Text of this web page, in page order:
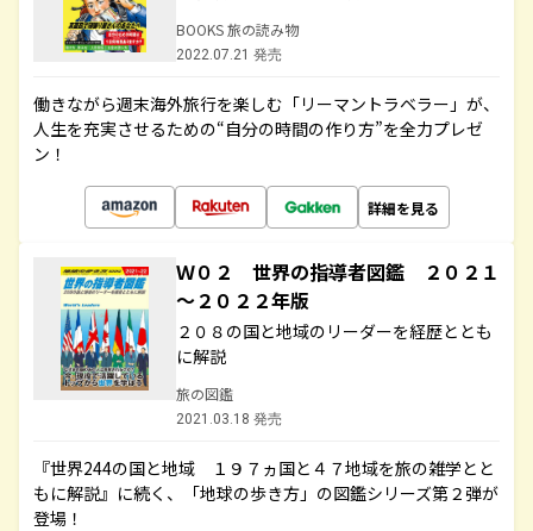
BOOKS 旅の読み物
2022.07.21 発売
働きながら週末海外旅行を楽しむ「リーマントラベラー」が、
人生を充実させるための“自分の時間の作り方”を全力プレゼ
ン！
詳細を見る
Ｗ０２ 世界の指導者図鑑 ２０２１
～２０２２年版
２０８の国と地域のリーダーを経歴ととも
に解説
旅の図鑑
2021.03.18 発売
『世界244の国と地域 １９７ヵ国と４７地域を旅の雑学とと
もに解説』に続く、「地球の歩き方」の図鑑シリーズ第２弾が
登場！